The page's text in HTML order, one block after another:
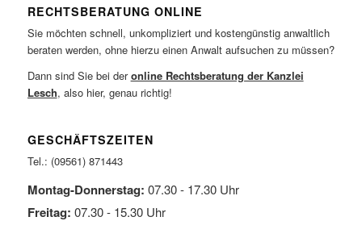
RECHTSBERATUNG ONLINE
Sie möchten schnell, unkompliziert und kostengünstig anwaltlich
beraten werden, ohne hierzu einen Anwalt aufsuchen zu müssen?
Dann sind Sie bei deronline Rechtsberatung der Kanzlei
Lesch, also hier, genau richtig!
GESCHÄFTSZEITEN
Tel.: (09561) 871443
Montag-Donnerstag: 07.30 - 17.30 Uhr
Freitag: 07.30 - 15.30 Uhr